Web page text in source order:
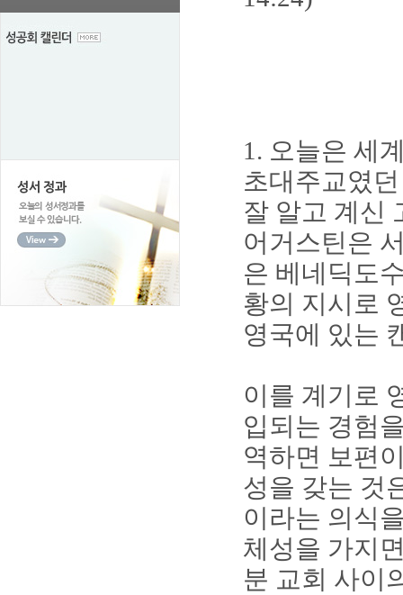
1. 오늘은 세
초대주교였
잘 알고 계신
어거스틴은
은 베네딕도
황의 지시로
영국에 있는
이를 계기로
입되는 경험
역하면 보편
성을 갖는 것
이라는 의식
체성을 가지
분 교회 사이